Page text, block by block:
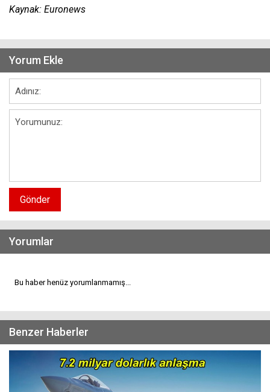
Kaynak: Euronews
Yorum Ekle
Gönder
Yorumlar
Bu haber henüz yorumlanmamış...
Benzer Haberler